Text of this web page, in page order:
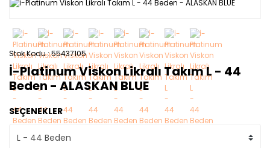
Stok Kodu 55437105
İ-Platinum Viskon Likralı Takım L - 44
Beden - ALASKAN BLUE
SEÇENEKLER